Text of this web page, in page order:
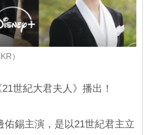
）
世紀大君夫人》播出！
錫主演，是以21世紀君主立